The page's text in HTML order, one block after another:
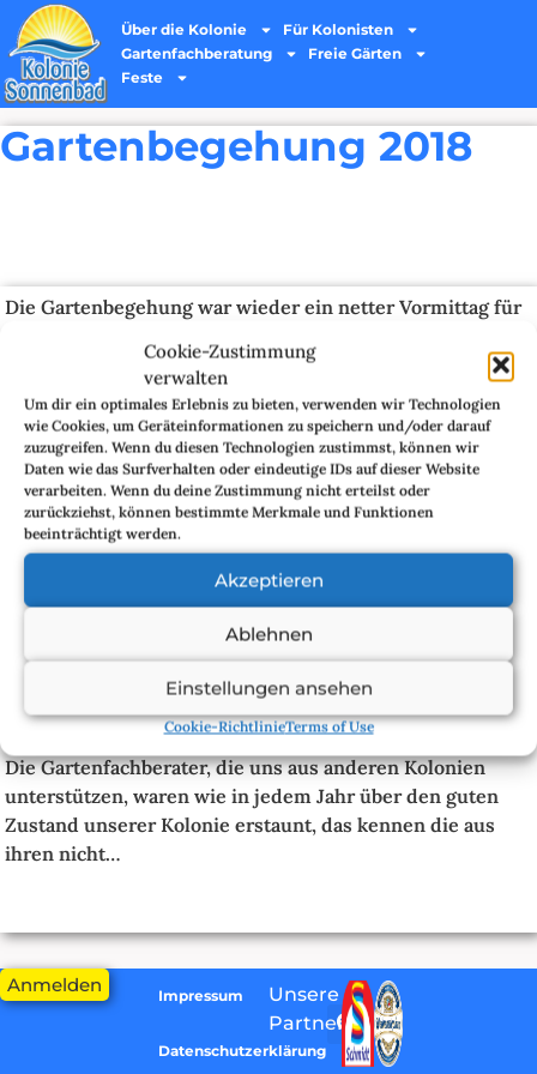
Cookie-Zustimmung
verwalten
Um dir ein optimales Erlebnis zu bieten, verwenden wir Technologien
wie Cookies, um Geräteinformationen zu speichern und/oder darauf
zuzugreifen. Wenn du diesen Technologien zustimmst, können wir
Daten wie das Surfverhalten oder eindeutige IDs auf dieser Website
verarbeiten. Wenn du deine Zustimmung nicht erteilst oder
zurückziehst, können bestimmte Merkmale und Funktionen
beeinträchtigt werden.
Akzeptieren
Ablehnen
Einstellungen ansehen
Cookie-RichtlinieTerms of Use
Über die Kolonie
Für Kolonisten
Gartenfachberatung
Freie Gärten
Feste
Gartenbegehung 2018
Die Gartenbegehung war wieder ein netter Vormittag für
Gartenfachberater. Diesmal waren schon drei eigene
Gartenfachberater dabei, unser neuestes Mitglied Bianka
durfte schon mal in die Aufgabe mit reinschnuppern.
Im Ergebnis der Gartenbegehung mussten wir 14
Kolonisten anschreiben Mängel abzustellen. Davon haben
wir bei fünf Gärten Kündigungsformulare beigelegt, weil
die Gärten in einem katastrophalen Zustand sind.
Bei einem Pächter mussten wir einen Ast aus dem Weg
entfernen, der eine direkte Gefährdung darstellte.
Der Rest der Kolonie ist einem sehr guten Zustand, vielen
Die Kleingärtnerische Nutzung ist meist sehr gut, mit
dem Aussenbewuchs und den Hecken können wir aber
noch besser werden.
Die Gartenfachberater, die uns aus anderen Kolonien
unterstützen, waren wie in jedem Jahr über den guten
Zustand unserer Kolonie erstaunt, das kennen die aus
ihren nicht…
Anmelden Impressum
Datenschutzerklärung
Unsere
Partner: